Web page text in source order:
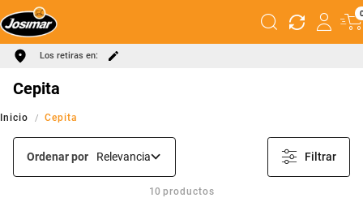
Los retiras en:
Cepita
Cepita
Ordenar por Relevancia Filtrar
10 productos